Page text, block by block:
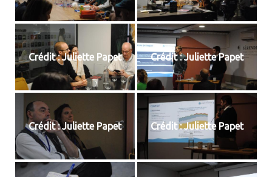
Crédit : Juliette Papet Crédit : Juliette Papet
Crédit : Juliette Papet Crédit : Juliette Papet